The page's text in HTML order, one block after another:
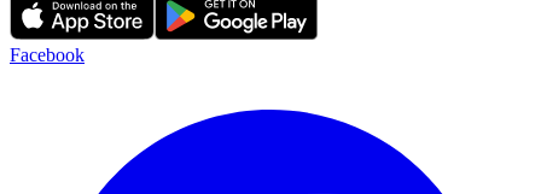
Facebook